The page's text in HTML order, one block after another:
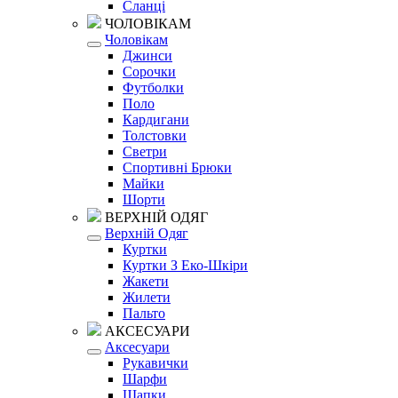
Сланці
ЧОЛОВІКАМ
Чоловікам
Джинси
Сорочки
Футболки
Поло
Кардигани
Толстовки
Светри
Спортивні Брюки
Майки
Шорти
ВЕРХНІЙ ОДЯГ
Верхній Одяг
Куртки
Куртки З Еко-Шкіри
Жакети
Жилети
Пальто
АКСЕСУАРИ
Аксесуари
Рукавички
Шарфи
Шапки